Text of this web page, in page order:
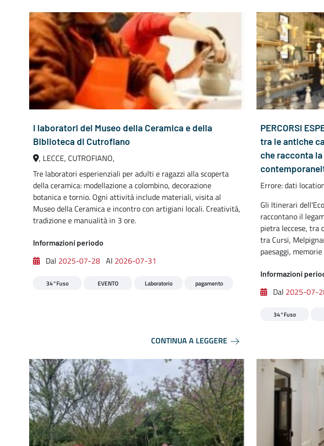
I laboratori del Museo della Ceramica e della
Biblioteca di Cutrofiano
, LECCE, CUTROFIANO,
Tre laboratori esperienziali per adulti e ragazzi alla scoperta
della ceramica: modellazione a colombino, decorazione
botanica e tornio. Ogni attività include materiali, visita al
Museo della Ceramica e incontro con artigiani locali. Creatività,
tradizione e manualità in 3 ore.
Informazioni periodo
Dal 2025-07-28 Al 2026-07-31
34°Fuso EVENTO Laboratorio pagamento
CONTINUA A LEGGERE
PERCORSI
tra le antiche
che racconta
Errore: dati
Gli Itinerari
raccontano il
pietra leccese, tra
tra Cursi,
paesaggi,
Informazioni
Dal 2025-07-
34°Fuso